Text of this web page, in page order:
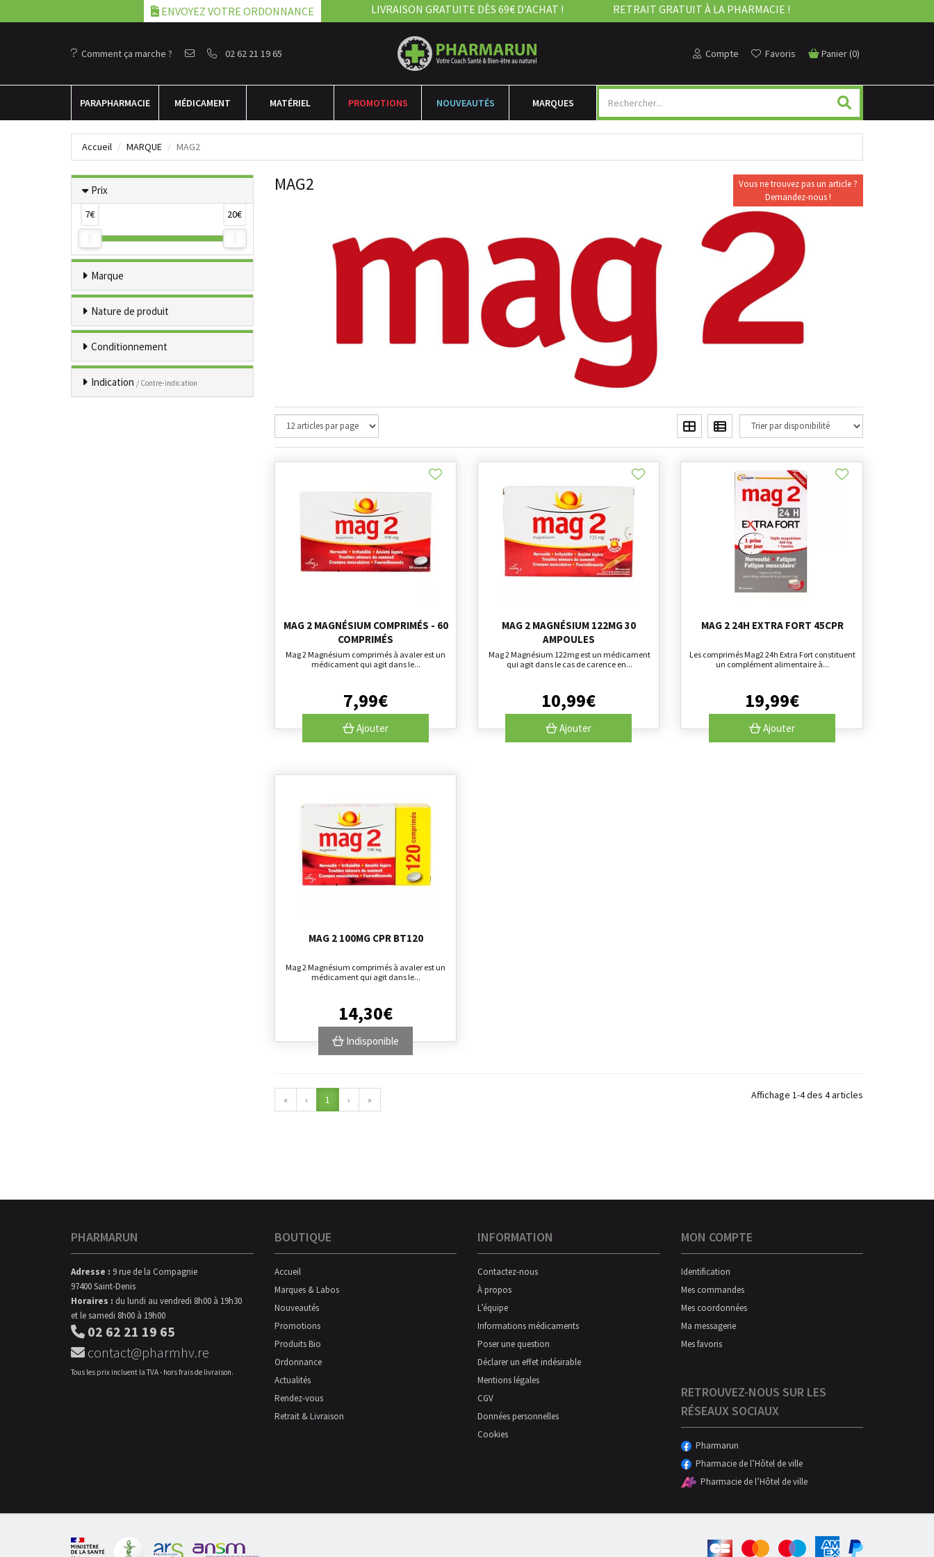
LIVRAISON GRATUITE DÈS 69€ D’ACHAT !
ENVOYEZ VOTRE ORDONNANCE RETRAIT GRATUIT À LA PHARMACIE !
Comment ça marche ? 02 62 21 19 65 Compte Favoris Panier(0)
PARAPHARMACIE MÉDICAMENT MATÉRIEL PROMOTIONS NOUVEAUTÉS MARQUES
Accueil MARQUE MAG2
Prix
7€ 20€
Marque
Nature de produit
Conditionnement
Indication / Contre-indication
Vous ne trouvez pas un article ?
Demandez-nous !
MAG2
MAG 2 MAGNÉSIUM COMPRIMÉS - 60
COMPRIMÉS
Mag 2 Magnésium comprimés à avaler est un
médicament qui agit dans le...
7,99€
Ajouter
MAG 2 MAGNÉSIUM 122MG 30
AMPOULES
Mag 2 Magnésium 122mg est un médicament
qui agit dans le cas de carence en...
10,99€
Ajouter
MAG 2 24H EXTRA FORT 45CPR
Les comprimés Mag2 24h Extra Fort constituent
un complément alimentaire à...
19,99€
Ajouter
MAG 2 100MG CPR BT120
Mag 2 Magnésium comprimés à avaler est un
médicament qui agit dans le...
14,30€
Indisponible
« ‹ 1 › » Affichage 1-4 des 4 articles
PHARMARUN
Adresse : 9 rue de la Compagnie
97400 Saint-Denis
Horaires : du lundi au vendredi 8h00 à 19h30
et le samedi 8h00 à 19h00
02 62 21 19 65
contact@pharmhv.re
Tous les prix incluent la TVA - hors frais de livraison.
BOUTIQUE
Accueil
Marques & Labos
Nouveautés
Promotions
Produits Bio
Ordonnance
Actualités
Rendez-vous
Retrait & Livraison
INFORMATION
Contactez-nous
À propos
L’équipe
Informations médicaments
Poser une question
Déclarer un effet indésirable
Mentions légales
CGV
Données personnelles
Cookies
MON COMPTE
Identification
Mes commandes
Mes coordonnées
Ma messagerie
Mes favoris
RETROUVEZ-NOUS SUR LES
RÉSEAUX SOCIAUX
Pharmarun
Pharmacie de l’Hôtel de ville
Pharmacie de l’Hôtel de ville